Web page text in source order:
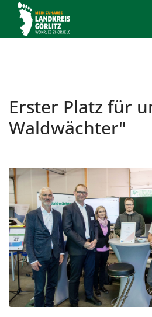
Erster Platz für
Waldwächter"